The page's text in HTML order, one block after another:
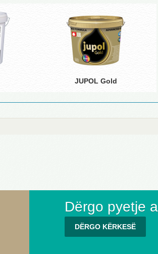
JUPOL Gold
Dërgo pyetje
DËRGO KËRKESË